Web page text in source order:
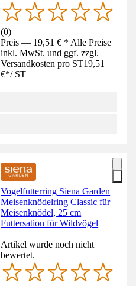
(0)
Preis — 19,51 € * Alle Preise
inkl. MwSt. und ggf. zzgl.
Versandkosten pro ST19,51
€*/ ST
Vogelfutterring Siena Garden
Meisenknödelring Classic für
Meisenknödel, 25 cm
Futtersation für Wildvögel
Artikel wurde noch nicht
bewertet.